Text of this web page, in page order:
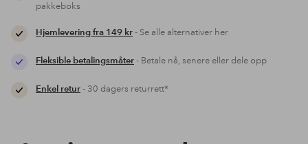
pakkeboks
Hjemlevering fra 149 kr- Se alle alternativer her
Fleksible betalingsmåter- Betale nå, senere eller dele opp
Enkel retur- 30 dagers returrett*